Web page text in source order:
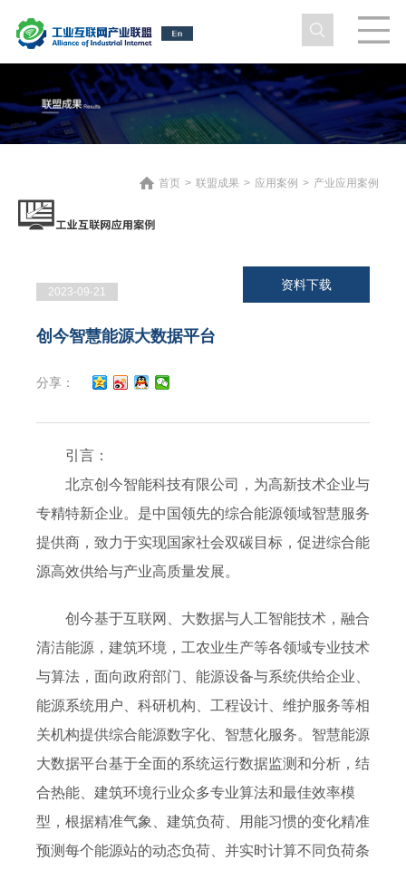
首页 > 联盟成果 > 应用案例 > 产业应用案例
2023-09-21
资料下载
创今智慧能源大数据平台
分享：
引言：
北京创今智能科技有限公司，为高新技术企业与
专精特新企业。是中国领先的综合能源领域智慧服务
提供商，致力于实现国家社会双碳目标，促进综合能
源高效供给与产业高质量发展。
创今基于互联网、大数据与人工智能技术，融合
清洁能源，建筑环境，工农业生产等各领域专业技术
与算法，面向政府部门、能源设备与系统供给企业、
能源系统用户、科研机构、工程设计、维护服务等相
关机构提供综合能源数字化、智慧化服务。智慧能源
大数据平台基于全面的系统运行数据监测和分析，结
合热能、建筑环境行业众多专业算法和最佳效率模
型，根据精准气象、建筑负荷、用能习惯的变化精准
预测每个能源站的动态负荷、并实时计算不同负荷条